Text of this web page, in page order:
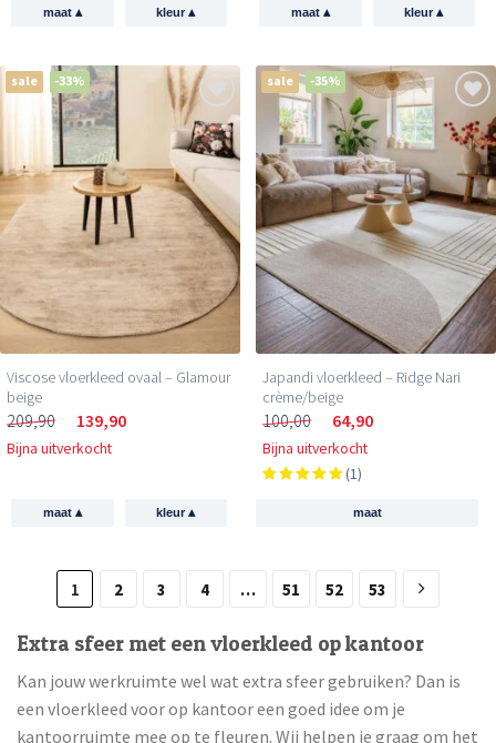
maat ▴ kleur▴ maat ▴ kleur▴
sale -33%
Viscose vloerkleed ovaal – Glamour
beige
209,90 139,90
Bijna uitverkocht
maat ▴ kleur▴
sale -35%
Japandi vloerkleed – Ridge Nari
crème/beige
100,00 64,90
Bijna uitverkocht
(1)
maat
1 2 3 4 … 51 52 53
Extra sfeer met een vloerkleed op kantoor
Kan jouw werkruimte wel wat extra sfeer gebruiken? Dan is
een vloerkleed voor op kantoor een goed idee om je
kantoorruimte mee op te fleuren. Wij helpen je graag om het